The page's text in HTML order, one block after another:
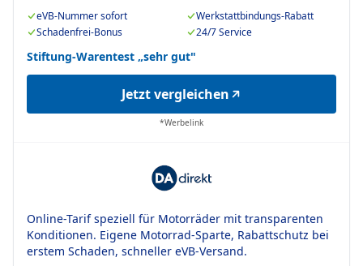
eVB-Nummer sofort
Werkstattbindungs-Rabatt
Schadenfrei-Bonus
24/7 Service
Stiftung-Warentest „sehr gut"
Jetzt vergleichen
*Werbelink
Online-Tarif speziell für Motorräder mit transparenten
Konditionen. Eigene Motorrad-Sparte, Rabattschutz bei
erstem Schaden, schneller eVB-Versand.